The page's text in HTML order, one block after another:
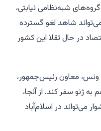
شبه‌نظامی نیابتی،
می‌تواند شاهد لغو گسترده
در حال تقلا این کشور
ونس، معاون رئیس‌جمهور،
ژنو سفر کند. از آنجا،
می‌تواند در اسلام‌آباد